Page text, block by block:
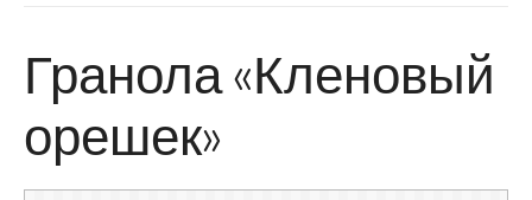
Гранола «Кленовый
орешек»